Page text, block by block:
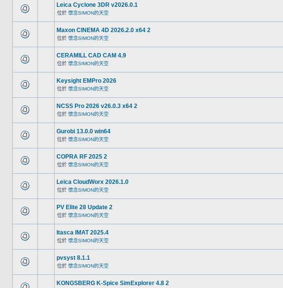
Leica Cyclone 3DR v2026.0.1
位於 懷念SIMON的天空
Maxon CINEMA 4D 2026.2.0 x64 2
位於 懷念SIMON的天空
CERAMILL CAD CAM 4.9
位於 懷念SIMON的天空
Keysight EMPro 2026
位於 懷念SIMON的天空
NCSS Pro 2026 v26.0.3 x64 2
位於 懷念SIMON的天空
Gurobi 13.0.0 win64
位於 懷念SIMON的天空
COPRA RF 2025 2
位於 懷念SIMON的天空
Leica CloudWorx 2026.1.0
位於 懷念SIMON的天空
PV Elite 28 Update 2
位於 懷念SIMON的天空
Itasca IMAT 2025.4
位於 懷念SIMON的天空
pvsyst 8.1.1
位於 懷念SIMON的天空
KONGSBERG K-Spice SimExplorer 4.8 2